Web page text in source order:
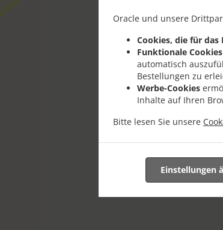
Oracle und unsere
Cookies, die für
Funktionale Cookies
automatisch
Bestellungen zu
Werbe-Cookies
Inhalte auf Ihren
Bitte lesen Sie unsere
Einstellungen